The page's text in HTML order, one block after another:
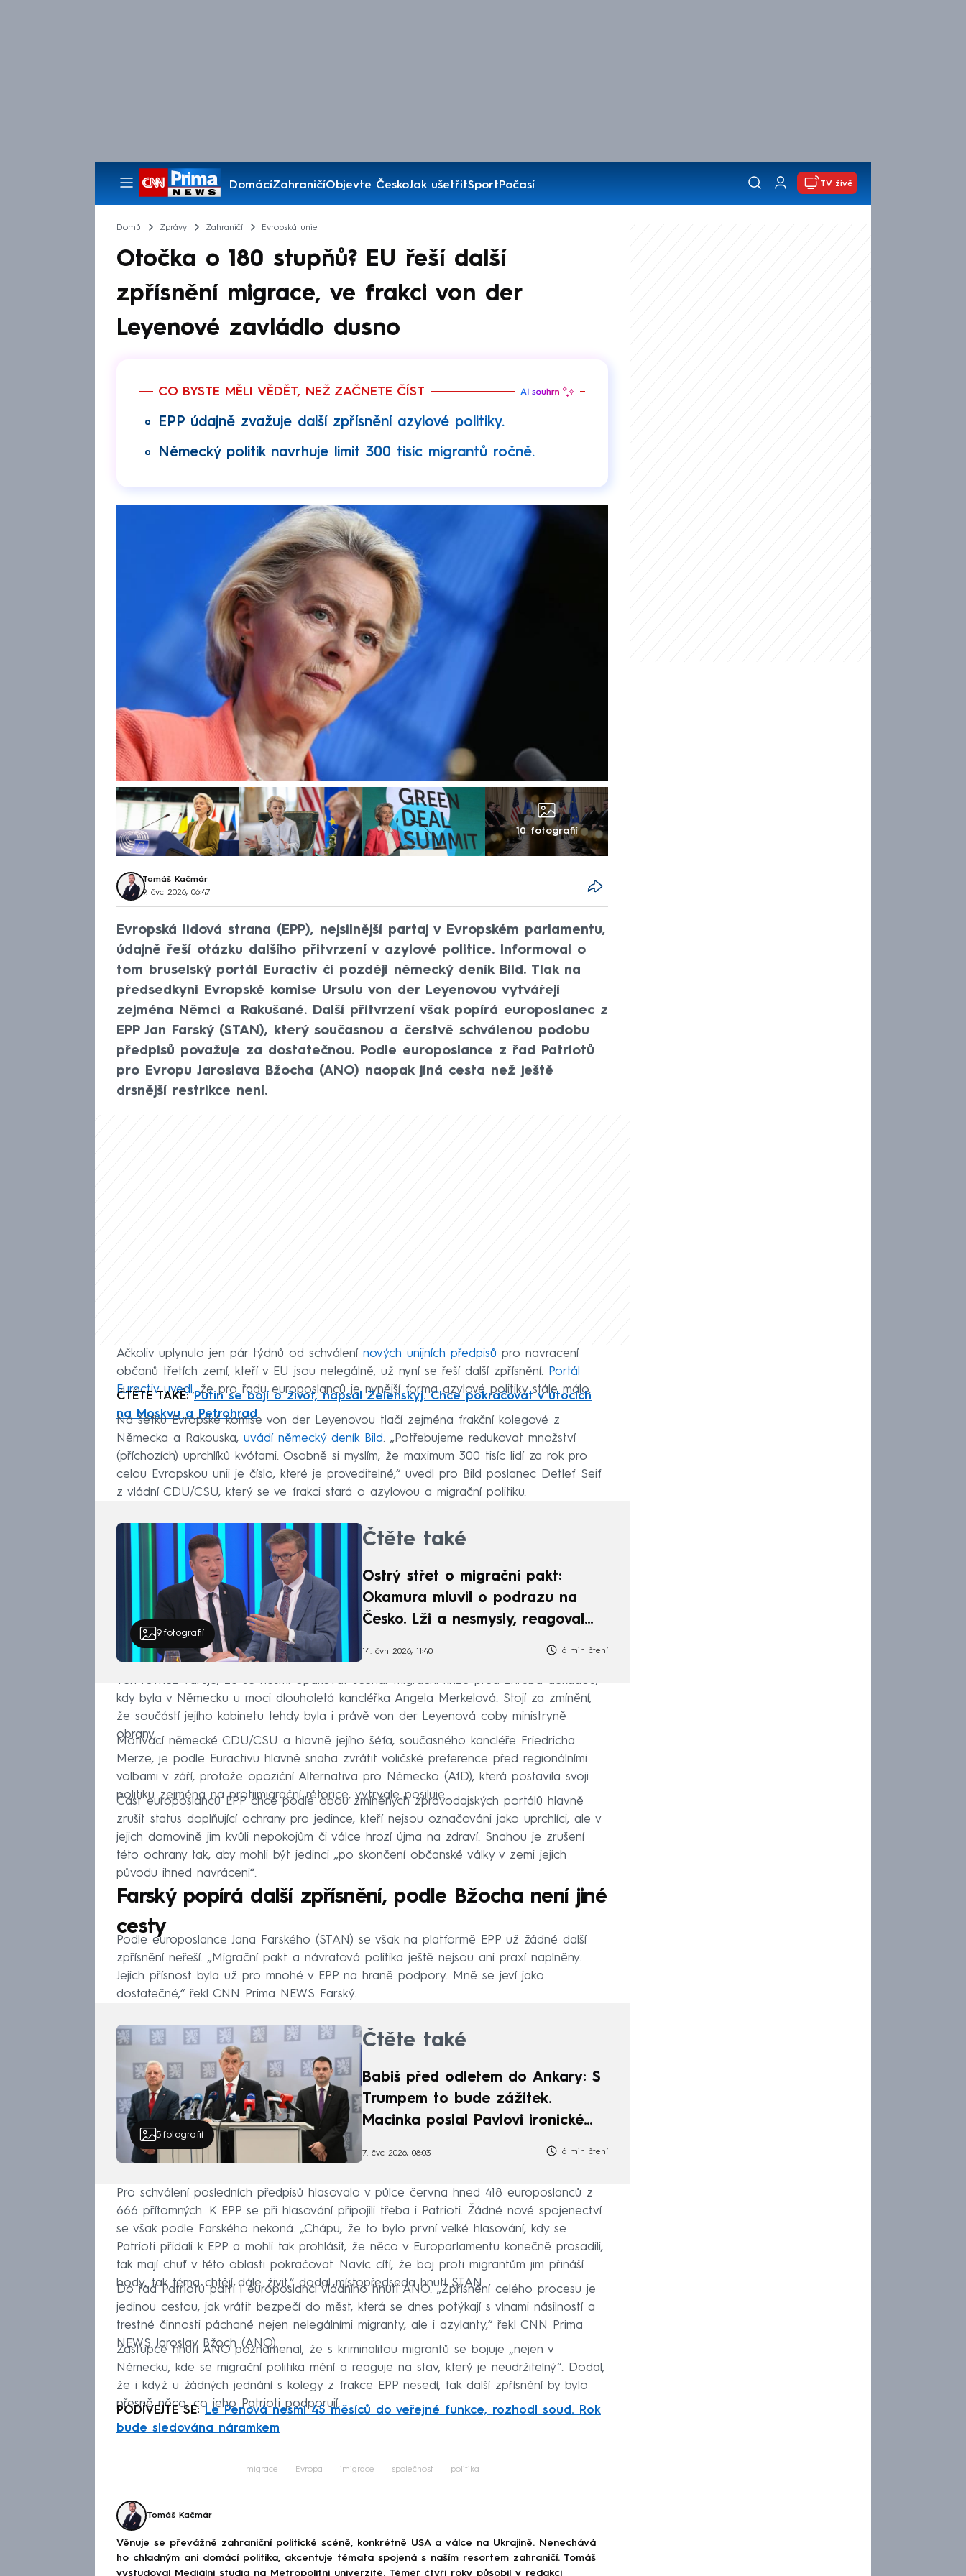
DomácíZahraničíObjevte ČeskoJak ušetřitSportPočasí
Pořady
TV živě
Domů Zprávy Zahraničí Evropská unie
Otočka o 180 stupňů? EU řeší další
zpřísnění migrace, ve frakci von der
Leyenové zavládlo dusno
CO BYSTE MĚLI VĚDĚT, NEŽ ZAČNETE ČÍST
EPP údajně zvažuje další zpřísnění azylové politiky.
Německý politik navrhuje limit 300 tisíc migrantů ročně.
10 fotografií
Tomáš Kačmár
9. čvc 2026, 06:47
Evropská lidová strana (EPP), nejsilnější partaj v Evropském parlamentu,
údajně řeší otázku dalšího přitvrzení v azylové politice. Informoval o
tom bruselský portál Euractiv či později německý deník Bild. Tlak na
předsedkyni Evropské komise Ursulu von der Leyenovou vytvářejí
zejména Němci a Rakušané. Další přitvrzení však popírá europoslanec z
EPP Jan Farský (STAN), který současnou a čerstvě schválenou podobu
předpisů považuje za dostatečnou. Podle europoslance z řad Patriotů
pro Evropu Jaroslava Bžocha (ANO) naopak jiná cesta než ještě
drsnější restrikce není.
Ačkoliv uplynulo jen pár týdnů od schválení nových unijních předpisů pro navracení
občanů třetích zemí, kteří v EU jsou nelegálně, už nyní se řeší další zpřísnění. Portál
Euractiv uvedl , že pro řadu europoslanců je nynější forma azylové politiky stále málo.
ČTĚTE TAKÉ:Putin se bojí o život, napsal Zelenskyj. Chce pokračovat v útocích
na Moskvu a Petrohrad
Na šéfku Evropské komise von der Leyenovou tlačí zejména frakční kolegové z
Německa a Rakouska, uvádí německý deník Bild. „Potřebujeme redukovat množství
(příchozích) uprchlíků kvótami. Osobně si myslím, že maximum 300 tisíc lidí za rok pro
celou Evropskou unii je číslo, které je proveditelné,“ uvedl pro Bild poslanec Detlef Seif
z vládní CDU/CSU, který se ve frakci stará o azylovou a migrační politiku.
9fotografií
Čtěte také
Ostrý střet o migrační pakt:
Okamura mluvil o podrazu na
Česko. Lži a nesmysly, reagoval
14. čvn 2026, 11:40 6 min čtení
Ten rovněž varuje, že se nesmí opakovat scénář migrační krize před zhruba dekádou,
kdy byla v Německu u moci dlouholetá kancléřka Angela Merkelová. Stojí za zmínění,
že součástí jejího kabinetu tehdy byla i právě von der Leyenová coby ministryně
obrany.
Motivací německé CDU/CSU a hlavně jejího šéfa, současného kancléře Friedricha
Merze, je podle Euractivu hlavně snaha zvrátit voličské preference před regionálními
volbami v září, protože opoziční Alternativa pro Německo (AfD), která postavila svoji
politiku zejména na protiimigrační rétorice, vytrvale posiluje.
Část europoslanců EPP chce podle obou zmíněných zpravodajských portálů hlavně
zrušit status doplňující ochrany pro jedince, kteří nejsou označováni jako uprchlíci, ale v
jejich domovině jim kvůli nepokojům či válce hrozí újma na zdraví. Snahou je zrušení
této ochrany tak, aby mohli být jedinci „po skončení občanské války v zemi jejich
původu ihned navráceni“.
Farský popírá další zpřísnění, podle Bžocha není jiné
cesty
Podle europoslance Jana Farského (STAN) se však na platformě EPP už žádné další
zpřísnění neřeší. „Migrační pakt a návratová politika ještě nejsou ani praxí naplněny.
Jejich přísnost byla už pro mnohé v EPP na hraně podpory. Mně se jeví jako
dostatečné,“ řekl CNN Prima NEWS Farský.
5fotografií
Čtěte také
Babiš před odletem do Ankary: S
Trumpem to bude zážitek.
Macinka poslal Pavlovi ironické
7. čvc 2026, 08:03 6 min čtení
Pro schválení posledních předpisů hlasovalo v půlce června hned 418 europoslanců z
666 přítomných. K EPP se při hlasování připojili třeba i Patrioti. Žádné nové spojenectví
se však podle Farského nekoná. „Chápu, že to bylo první velké hlasování, kdy se
Patrioti přidali k EPP a mohli tak prohlásit, že něco v Europarlamentu konečně prosadili,
tak mají chuť v této oblasti pokračovat. Navíc cítí, že boj proti migrantům jim přináší
body, tak téma chtějí dále živit,“ dodal místopředseda hnutí STAN.
Do řad Patriotů patří i europoslanci vládního hnutí ANO. „Zpřísnění celého procesu je
jedinou cestou, jak vrátit bezpečí do měst, která se dnes potýkají s vlnami násilností a
trestné činnosti páchané nejen nelegálními migranty, ale i azylanty,“ řekl CNN Prima
NEWS Jaroslav Bžoch (ANO).
Zástupce hnutí ANO poznamenal, že s kriminalitou migrantů se bojuje „nejen v
Německu, kde se migrační politika mění a reaguje na stav, který je neudržitelný“. Dodal,
že i když u žádných jednání s kolegy z frakce EPP nesedí, tak další zpřísnění by bylo
přesně něco, co jeho Patrioti podporují.
PODÍVEJTE SE:Le Penová nesmí 45 měsíců do veřejné funkce, rozhodl soud. Rok
bude sledována náramkem
migrace Evropa imigrace společnost politika
Tomáš Kačmár
Věnuje se převážně zahraniční politické scéně, konkrétně USA a válce na Ukrajině. Nenechává
ho chladným ani domácí politika, akcentuje témata spojená s naším resortem zahraničí. Tomáš
vystudoval Mediální studia na Metropolitní univerzitě. Téměř čtyři roky působil v redakci